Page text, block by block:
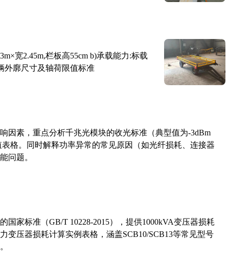
宽2.45m,栏板高55cm b)承载能力:标载
外廓尺寸及轴荷限值标准
因素，重点分析千兆光模块的收光标准（典型值为-3dBm
格。同时解释功率异常的常见原因（如光纤损耗、连接器
问题。
家标准（GB/T 10228-2015），提供1000kVA变压器损耗
变压器损耗计算实例表格，涵盖SCB10/SCB13等常见型号